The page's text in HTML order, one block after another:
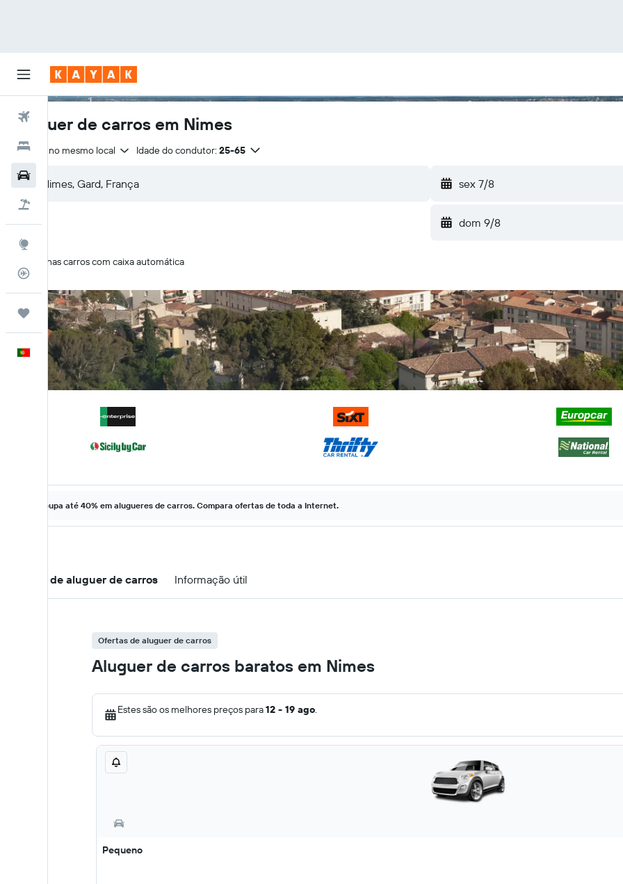
Hotéis
Trips
Português
Aluguer de carros em Nimes
Entrega no mesmo local Idade do condutor: 25-65
sex 7/8
dom 9/8
Apenas carros com caixa automática
Poupa até 40% em alugueres de carros. Compara ofertas de toda a Internet.
Ofertas de aluguer de carros Informação útil
Ofertas de aluguer de carros
Aluguer de carros baratos em Nimes
Estes são os melhores preços para12 - 19 ago.
Pequeno